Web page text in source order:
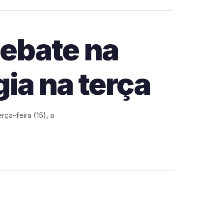
na
na terça
feira (15), a